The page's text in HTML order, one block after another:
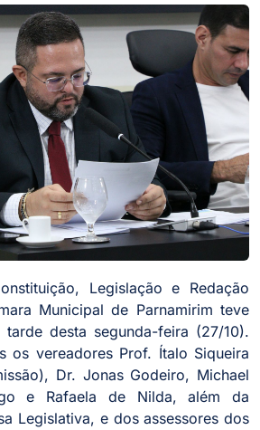
Legislação e Redação
Municipal de Parnamirim teve
tarde desta segunda-feira (27/10).
os vereadores Prof. Ítalo Siqueira
Dr. Jonas Godeiro, Michael
e Rafaela de Nilda, além da
Legislativa, e dos assessores dos